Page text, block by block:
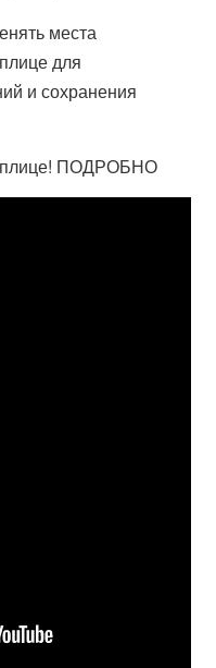
места
для
и сохранения
ПОДРОБНО